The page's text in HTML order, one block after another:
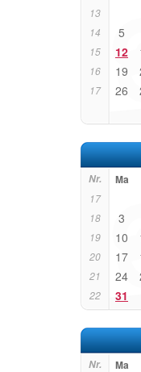
13
14 5
15 12
16 19
17 26
Nr. Ma
17
18 3
19 10
20 17
21 24
22 31
Nr. Ma